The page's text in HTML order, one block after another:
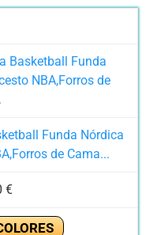
Funda Nórdica
de Cama...
€